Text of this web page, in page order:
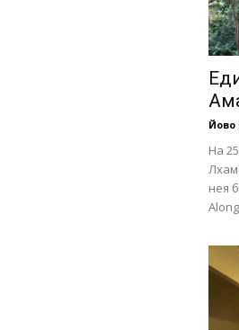
Йово
На
нея